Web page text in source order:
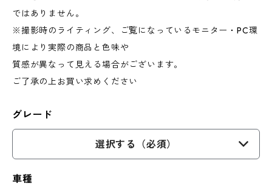
ではありません。
※撮影時のライティング、ご覧になっているモニター・PC環
境により実際の商品と色味や
質感が異なって見える場合がございます。
ご了承の上お買い求めください
グレード
選択する（必須）
車種